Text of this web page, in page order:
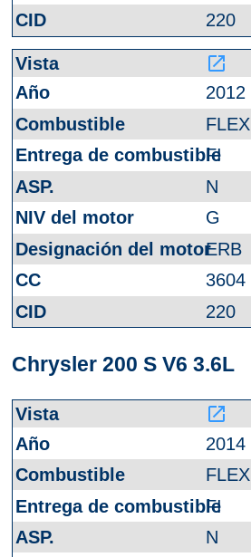
220
launch
2012
FLEX
FI
N
G
ERB
3604
220
Chrysler 200 S V6 3.6L
launch
2014
FLEX
FI
N